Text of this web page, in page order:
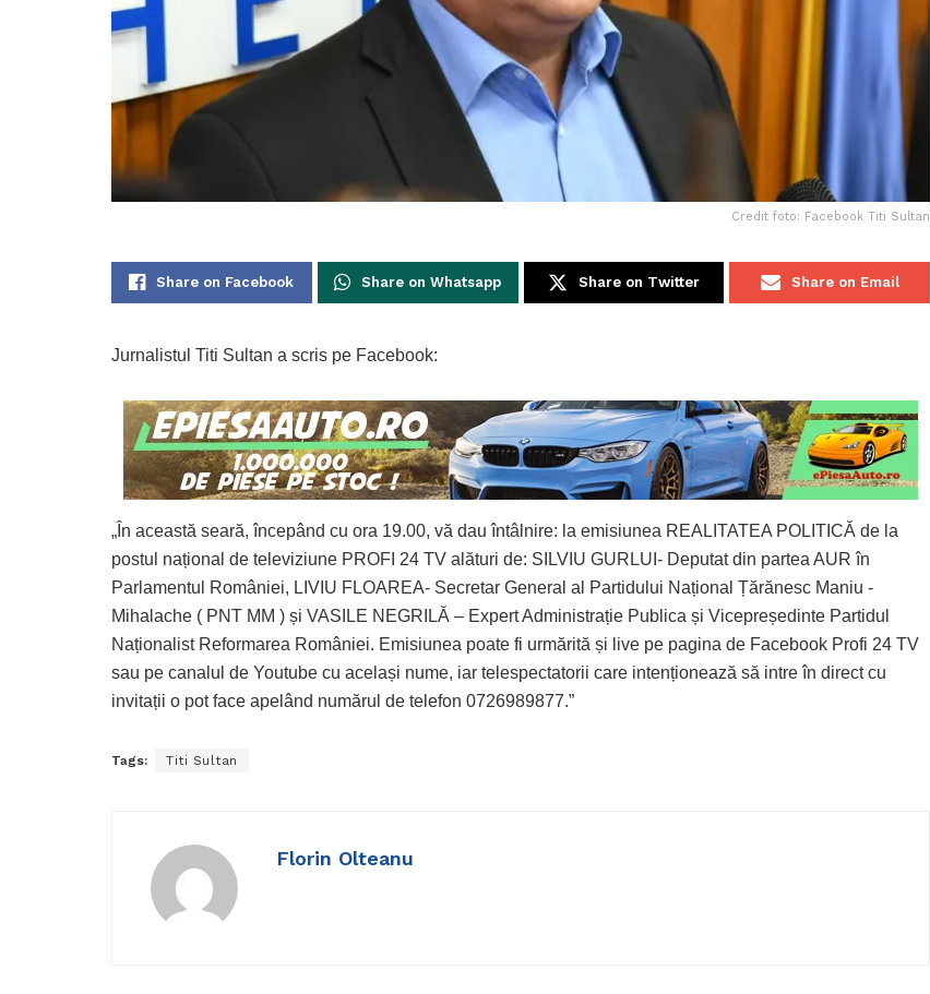
Credit foto: Facebook Titi Sultan
Share on Facebook Share on Whatsapp Share on Twitter Share on Email
Jurnalistul Titi Sultan a scris pe Facebook:
„În această seară, începând cu ora 19.00, vă dau întâlnire: la emisiunea REALITATEA POLITICĂ de la
postul național de televiziune PROFI 24 TV alături de: SILVIU GURLUI- Deputat din partea AUR în
Parlamentul României, LIVIU FLOAREA- Secretar General al Partidului Național Țărănesc Maniu -
Mihalache ( PNT MM ) și VASILE NEGRILĂ – Expert Administrație Publica și Vicepreședinte Partidul
Naționalist Reformarea României. Emisiunea poate fi urmărită și live pe pagina de Facebook Profi 24 TV
sau pe canalul de Youtube cu același nume, iar telespectatorii care intenționează să intre în direct cu
invitații o pot face apelând numărul de telefon 0726989877.”
Tags: Titi Sultan
Florin Olteanu